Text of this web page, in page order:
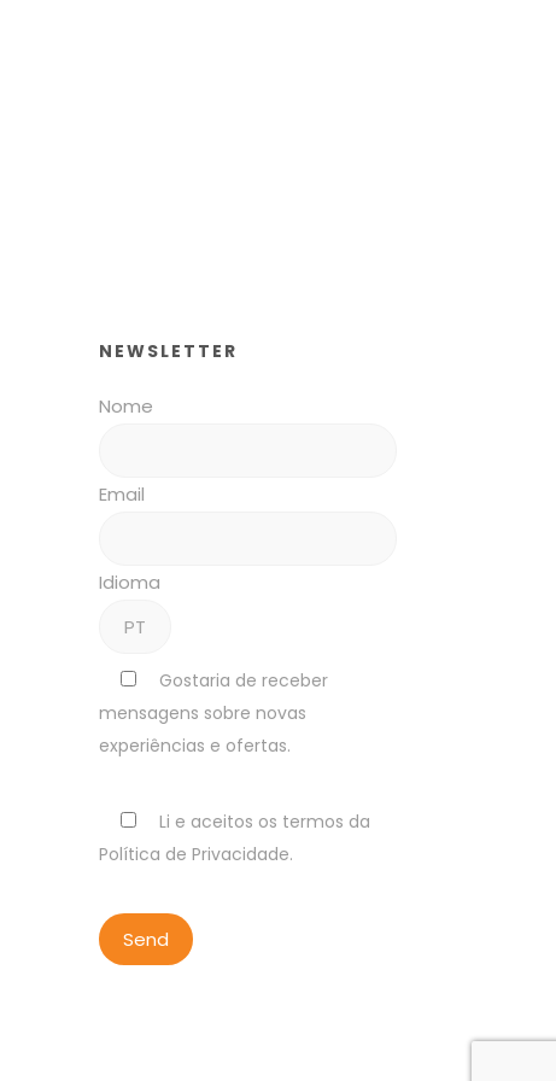
NEWSLETTER
Nome
Email
Idioma
Gostaria de receber
mensagens sobre novas
experiências e ofertas.
Li e aceitos os termos da
Política de Privacidade.